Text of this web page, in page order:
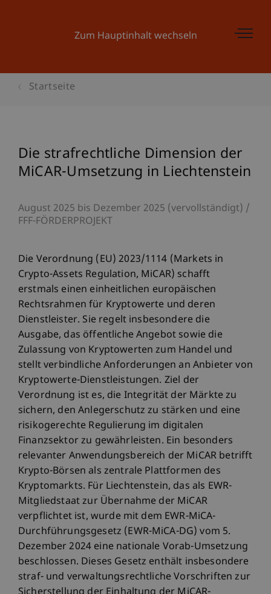
Zum Hauptinhalt wechseln
Startseite
Die strafrechtliche Dimension der
MiCAR-Umsetzung in Liechtenstein
August 2025 bis Dezember 2025 (vervollständigt)
FFF-FÖRDERPROJEKT
Die Verordnung (EU) 2023/1114 (Markets in
Crypto-Assets Regulation, MiCAR) schafft
erstmals einen einheitlichen europäischen
Rechtsrahmen für Kryptowerte und deren
Dienstleister. Sie regelt insbesondere die
Ausgabe, das öffentliche Angebot sowie die
Zulassung von Kryptowerten zum Handel und
stellt verbindliche Anforderungen an Anbieter von
Kryptowerte-Dienstleistungen. Ziel der
Verordnung ist es, die Integrität der Märkte zu
sichern, den Anlegerschutz zu stärken und eine
risikogerechte Regulierung im digitalen
Finanzsektor zu gewährleisten. Ein besonders
relevanter Anwendungsbereich der MiCAR betrifft
Krypto-Börsen als zentrale Plattformen des
Kryptomarkts. Für Liechtenstein, das als EWR-
Mitgliedstaat zur Übernahme der MiCAR
verpflichtet ist, wurde mit dem EWR-MiCA-
Durchführungsgesetz (EWR-MiCA-DG) vom 5.
Dezember 2024 eine nationale Vorab-Umsetzung
beschlossen. Dieses Gesetz enthält insbesondere
straf- und verwaltungsrechtliche Vorschriften zur